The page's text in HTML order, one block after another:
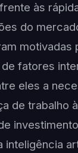
às
do
motivadas
fatores
eles a
de trabalho
inteligência